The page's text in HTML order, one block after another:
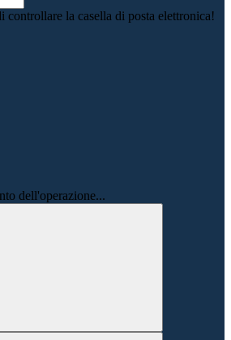
controllare la casella di posta elettronica!
dell'operazione...